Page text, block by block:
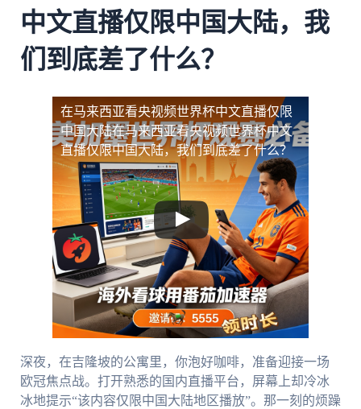
中文直播仅限中国大陆，我
们到底差了什么？
在马来西亚看央视频世界杯中文直播仅限
中国大陆在马来西亚看央视频世界杯中文
直播仅限中国大陆，我们到底差了什么？
深夜，在吉隆坡的公寓里，你泡好咖啡，准备迎接一场
欧冠焦点战。打开熟悉的国内直播平台，屏幕上却冷冰
冰地提示“该内容仅限中国大陆地区播放”。那一刻的烦躁